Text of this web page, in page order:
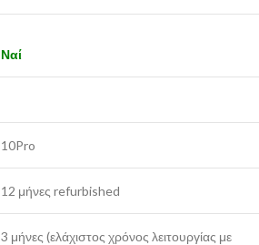
Ναί
10Pro
12 μήνες refurbished
3 μήνες (ελάχιστος χρόνος λειτουργίας με